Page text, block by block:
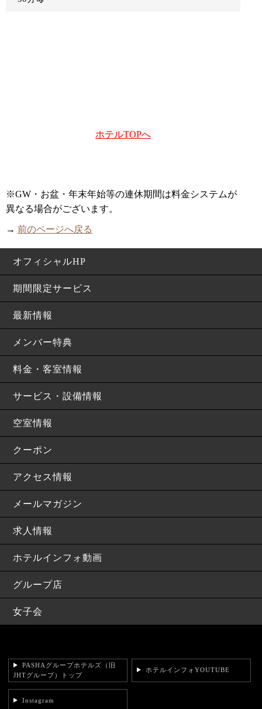
ホテルTOPへ
※GW・お盆・年末年始等の連休期間は料金システムが
異なる場合がございます。
→ 前のページへ戻る
オフィシャルHP
期間限定サービス
最新情報
メンバー特典
料金・客室情報
サービス・設備情報
空室情報
クーポン
アクセス情報
メールマガジン
求人情報
ホテルインフォ動画
グループ店
女子会
PASHAグループホテルズ（旧
JHTグループ）トップ
ホテルインフォYOUTUBE
Instagram